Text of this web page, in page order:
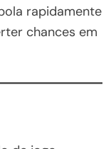
rapidamente
chances em